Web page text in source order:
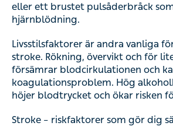
eller ett brustet pulsåderbråck
hjärnblödning.
Livsstilsfaktorer är andra vanliga
stroke. Rökning, övervikt och för
försämrar blodcirkulationen och
koagulationsproblem. Hög
höjer blodtrycket och ökar risken
Stroke – riskfaktorer som gör dig